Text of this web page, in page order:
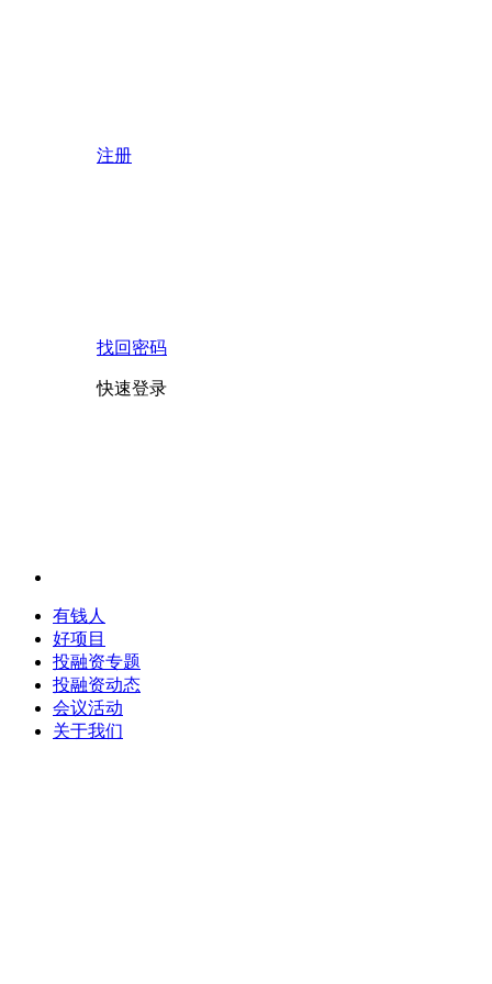
注册
找回密码
快速登录
有钱人
好项目
投融资专题
投融资动态
会议活动
关于我们